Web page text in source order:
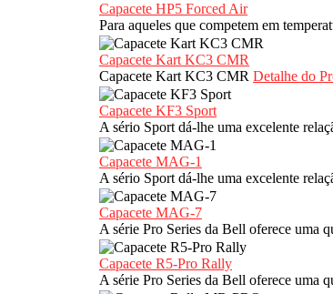
Capacete HP5 Forced Air
Para aqueles que competem em
Capacete Kart KC3 CMR
Capacete Kart KC3 CMR Detalhe do
Capacete KF3 Sport
A sério Sport dá-lhe uma excelente
Capacete MAG-1
A sério Sport dá-lhe uma excelente
Capacete MAG-7
A série Pro Series da Bell oferece uma
Capacete R5-Pro Rally
A série Pro Series da Bell oferece uma